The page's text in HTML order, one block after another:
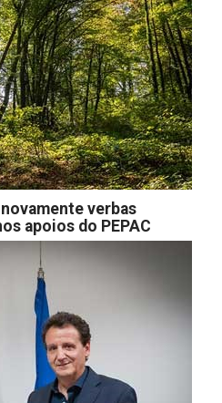
verbas
apoios do PEPAC